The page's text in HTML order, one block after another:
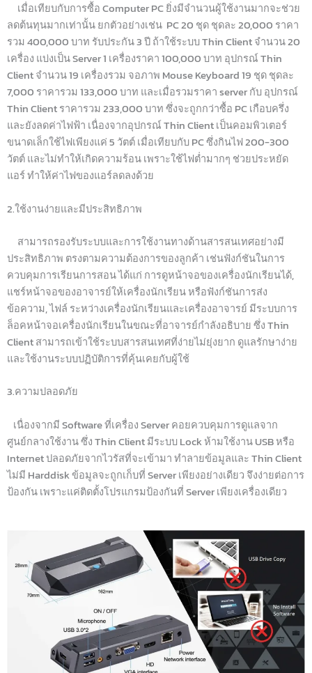
เมื่อเทียบกับการซื้อ Computer PC ยิ่งมีจำนวนผู้ใช้งานมากจะช่วย
ลดต้นทุนมากเท่านั้น ยกตัวอย่างเช่น PC 20 ชุด ชุดละ 20,000 ราคา
รวม 400,000 บาท รับประกัน 3 ปี ถ้าใช้ระบบ Thin Client จำนวน 20
เครื่อง แบ่งเป็น Server 1 เครื่องราคา 100,000 บาท อุปกรณ์ Thin
Client จำนวน 19 เครื่องรวม จอภาพ Mouse Keyboard 19 ชุด ชุดละ
7,000 ราคารวม 133,000 บาท และเมื่อรวมราคา server กับ อุปกรณ์
Thin Client ราคารวม 233,000 บาท ซึ่งจะถูกกว่าซื้อ PC เกือบครึ่ง
และยังลดค่าไฟฟ้า เนื่องจากอุปกรณ์ Thin Client เป็นคอมพิวเตอร์
ขนาดเล็กใช้ไฟเพียงแค่ 5 วัตต์ เมื่อเทียบกับ PC ซึ่งกินไฟ 200-300
วัตต์ และไม่ทำให้เกิดความร้อน เพราะใช้ไฟต่ำมากๆ ช่วยประหยัด
แอร์ ทำให้ค่าไฟของแอร์ลดลงด้วย
2.ใช้งานง่ายและมีประสิทธิภาพ
สามารถรองรับระบบและการใช้งานทางด้านสารสนเทศอย่างมี
ประสิทธิภาพ ตรงตามความต้องการของลูกค้า เช่นฟังก์ชันในการ
ควบคุมการเรียนการสอน ได้แก่ การดูหน้าจอของเครื่องนักเรียนได้,
แชร์หน้าจอของอาจารย์ให้เครื่องนักเรียน หรือฟังก์ชันการส่ง
ข้อความ, ไฟล์ ระหว่างเครื่องนักเรียนและเครื่องอาจารย์ มีระบบการ
ล็อคหน้าจอเครื่องนักเรียนในขณะที่อาจารย์กำลังอธิบาย ซึ่ง Thin
Client สามารถเข้าใช้ระบบสารสนเทศที่ง่ายไม่ยุ่งยาก ดูแลรักษาง่าย
และใช้งานระบบปฏิบัติการที่คุ้นเคยกับผู้ใช้
3.ความปลอดภัย
เนื่องจากมี Software ที่เครื่อง Server คอยควบคุมการดูแลจาก
ศูนย์กลางใช้งาน ซึ่ง Thin Client มีระบบ Lock ห้ามใช้งาน USB หรือ
Internet ปลอดภัยจากไวรัสที่จะเข้ามา ทำลายข้อมูลและ Thin Client
ไม่มี Harddisk ข้อมูลจะถูกเก็บที่ Server เพียงอย่างเดียว จึงง่ายต่อการ
ป้องกัน เพราะแค่ติดตั้งโปรแกรมป้องกันที่ Server เพียงเครื่องเดียว